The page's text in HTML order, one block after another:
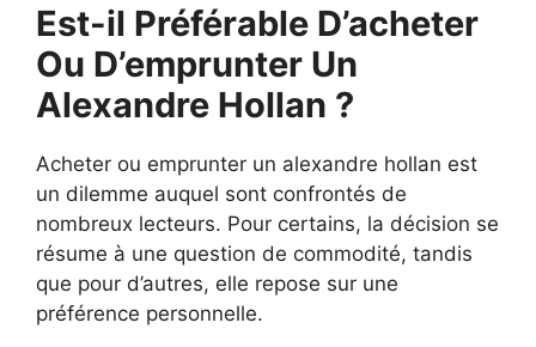
Est-il Préférable D’acheter
Ou D’emprunter Un
Alexandre Hollan ?
Acheter ou emprunter un alexandre hollan est
un dilemme auquel sont confrontés de
nombreux lecteurs. Pour certains, la décision se
résume à une question de commodité, tandis
que pour d’autres, elle repose sur une
préférence personnelle.